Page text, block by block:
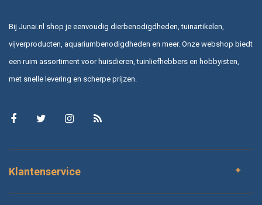
Bij Junai.nl shop je eenvoudig dierbenodigdheden, tuinartikelen,
vijverproducten, aquariumbenodigdheden en meer. Onze webshop biedt
een ruim assortiment voor huisdieren, tuinliefhebbers en hobbyisten,
met snelle levering en scherpe prijzen.
Klantenservice